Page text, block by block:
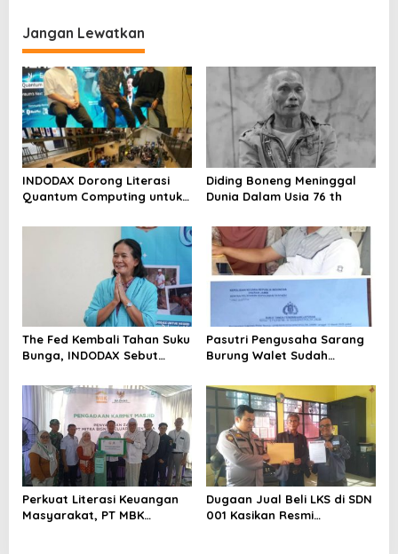
Metro Bekasi Kota
Jangan Lewatkan
INDODAX Dorong Literasi
Quantum Computing untuk
Blockchain
Diding Boneng Meninggal
Dunia Dalam Usia 76 th
The Fed Kembali Tahan Suku
Bunga, INDODAX Sebut
Sentimen Pasar
Pasutri Pengusaha Sarang
Burung Walet Sudah
Pelapor Desak Polda Jambi
Segera Lakukan Penahanan
Perkuat Literasi Keuangan
Masyarakat, PT MBK
Dugaan Jual Beli LKS di SDN
001 Kasikan Resmi